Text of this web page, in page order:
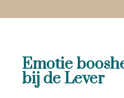
Emotie
bij de Lever